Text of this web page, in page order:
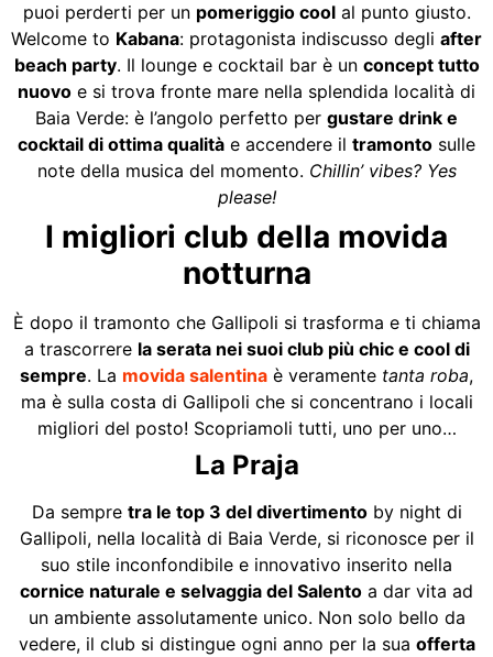
puoi perderti per un pomeriggio coolal punto giusto.
Welcome to Kabana: protagonista indiscusso degli after
beach party. Il lounge e cocktail bar è un concept tutto
nuovo e si trova fronte mare nella splendida località di
Baia Verde: è l’angolo perfetto per gustare drink e
cocktail di ottima qualità e accendere il tramonto sulle
note della musica del momento. Chillin’ vibes? Yes
please!
I migliori club della movida
notturna
È dopo il tramonto che Gallipoli si trasforma e ti chiama
a trascorrere la serata nei suoi club più chic e cool di
sempre. La movida salentina è veramente tanta roba,
ma è sulla costa di Gallipoli che si concentrano i locali
migliori del posto! Scopriamoli tutti, uno per uno…
La Praja
Da sempre tra le top 3 del divertimentoby night di
Gallipoli, nella località di Baia Verde, si riconosce per il
suo stile inconfondibile e innovativo inserito nella
cornice naturale e selvaggia del Salento a dar vita ad
un ambiente assolutamente unico. Non solo bello da
vedere, il club si distingue ogni anno per la sua offerta